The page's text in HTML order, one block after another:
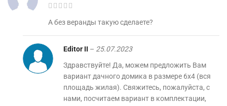
А без веранды такую сделаете?
Editor II – 25.07.2023
Здравствуйте! Да, можем предложить Вам
вариант дачного домика в размере 6х4 (вся
площадь жилая). Свяжитесь, пожалуйста, с
нами, посчитаем вариант в комплектации,